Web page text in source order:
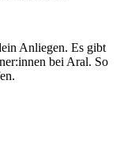
Anliegen. Es gibt
bei Aral. So